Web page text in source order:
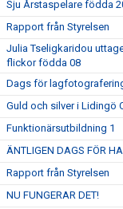
Sju Årstaspelare födda
Rapport från Styrelsen
Julia Tseligkaridou
flickor födda 08
Dags för
Guld och silver i Lidingö
Funktionärsutbildning 1
ÄNTLIGEN DAGS FÖR
Rapport från Styrelsen
NU FUNGERAR DET!